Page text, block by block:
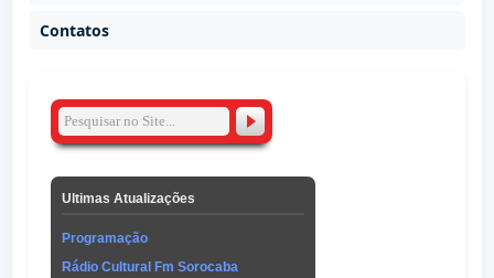
Contatos
Ultimas Atualizações
Programação
Rádio Cultural Fm Sorocaba